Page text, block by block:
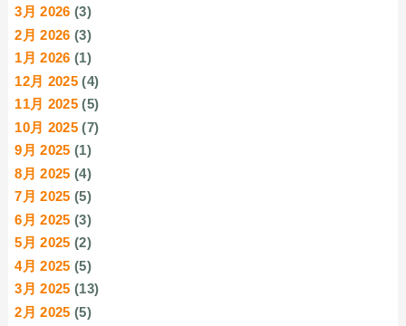
3月 2026 (3)
2月 2026 (3)
1月 2026 (1)
12月 2025 (4)
11月 2025 (5)
10月 2025 (7)
9月 2025 (1)
8月 2025 (4)
7月 2025 (5)
6月 2025 (3)
5月 2025 (2)
4月 2025 (5)
3月 2025 (13)
2月 2025 (5)